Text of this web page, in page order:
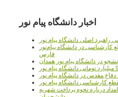
اخبار دانشگاه پیام نور
راهبرد اصلی دانشگاه پیام نور
در دانشگاه پیام‌نور
فارس
در دانشگاه پیام نور همدان
مقدس در دانشگاه پیام نور
کارشناسی دانشگاه پیام نور
درباره نحوه پرداخت شهریه